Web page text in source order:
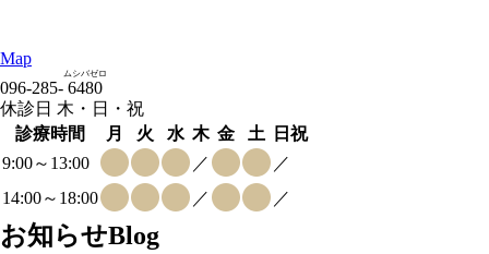
Map
096-285- 6480
ムシバゼロ
休診日 木・日・祝
診療時間
月 火 水 木 金 土
日祝
9:00～13:00
／
／
14:00～18:00
／ ／
お知らせBlog